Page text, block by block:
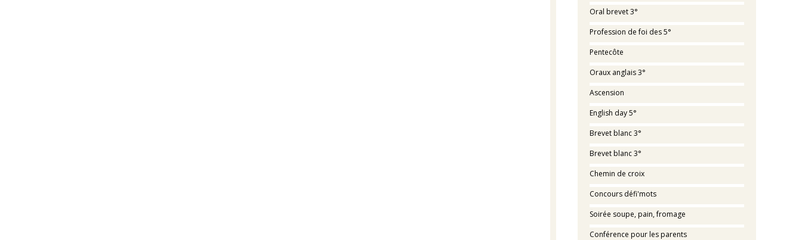
Oral brevet 3°
Profession de foi des 5°
Pentecôte
Oraux anglais 3°
Ascension
English day 5°
Brevet blanc 3°
Brevet blanc 3°
Chemin de croix
Concours défi'mots
Soirée soupe, pain, fromage
Conférence pour les parents